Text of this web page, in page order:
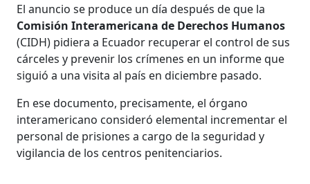
El anuncio se produce un día después de que la
Comisión Interamericana de Derechos Humanos
(CIDH) pidiera a Ecuador recuperar el control de sus
cárceles y prevenir los crímenes en un informe que
siguió a una visita al país en diciembre pasado.
En ese documento, precisamente, el órgano
interamericano consideró elemental incrementar el
personal de prisiones a cargo de la seguridad y
vigilancia de los centros penitenciarios.